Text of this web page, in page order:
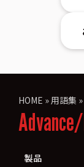
HOME »用語集 »
製品